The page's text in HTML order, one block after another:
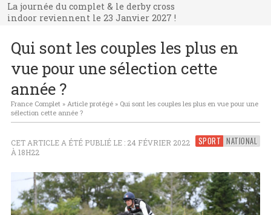
La journée du complet & le derby cross
indoor reviennent le 23 Janvier 2027 !
indoor reviennent le 23 Janvier 2027 !
Qui sont les couples les plus en
vue pour une sélection cette
année ?
France Complet» Article protégé» Qui sont les couples les plus en vue pour une
sélection cette année ?
SPORT NATIONAL
CET ARTICLE A ÉTÉ PUBLIÉ LE : 24 FÉVRIER 2022
À 18H22